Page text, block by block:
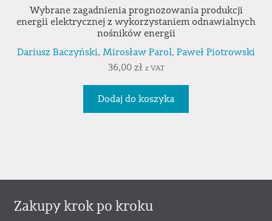
Wybrane zagadnienia prognozowania produkcji
energii elektrycznej z wykorzystaniem odnawialnych
nośników energii
Dariusz Baczyński, Mirosław Parol, Paweł Piotrowski
36,00 zł z VAT
Dodaj do koszyka
Zakupy krok po kroku